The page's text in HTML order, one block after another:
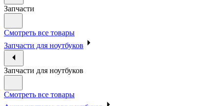
Запчасти
Смотреть все товары
Запчасти для ноутбуков
Запчасти для ноутбуков
Смотреть все товары